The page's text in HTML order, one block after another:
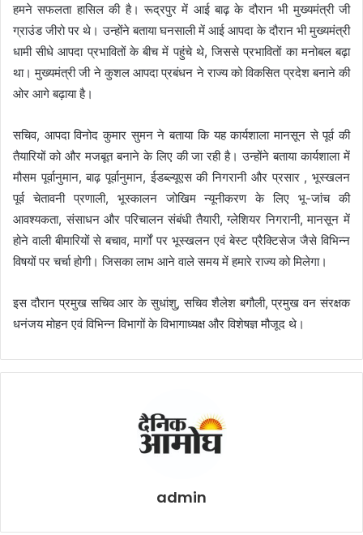
हमने सफलता हासिल की है। रूद्रपुर में आई बाढ़ के दौरान भी मुख्यमंत्री जी
ग्राउंड जीरो पर थे। उन्होंने बताया घनसाली में आई आपदा के दौरान भी मुख्यमंत्री
धामी सीधे आपदा प्रभावितों के बीच में पहुंचे थे, जिससे प्रभावितों का मनोबल बढ़ा
था। मुख्यमंत्री जी ने कुशल आपदा प्रबंधन ने राज्य को विकसित प्रदेश बनाने की
ओर आगे बढ़ाया है।
सचिव, आपदा विनोद कुमार सुमन ने बताया कि यह कार्यशाला मानसून से पूर्व की
तैयारियों को और मजबूत बनाने के लिए की जा रही है। उन्होंने बताया कार्यशाला में
मौसम पूर्वानुमान, बाढ़ पूर्वानुमान, ईडब्ल्यूएस की निगरानी और प्रसार , भूस्खलन
पूर्व चेतावनी प्रणाली, भूस्कालन जोखिम न्यूनीकरण के लिए भू-जांच की
आवश्यकता, संसाधन और परिचालन संबंधी तैयारी, ग्लेशियर निगरानी, मानसून में
होने वाली बीमारियों से बचाव, मार्गों पर भूस्खलन एवं बेस्ट प्रैक्टिसेज जैसे विभिन्न
विषयों पर चर्चा होगी। जिसका लाभ आने वाले समय में हमारे राज्य को मिलेगा।
इस दौरान प्रमुख सचिव आर के सुधांशु, सचिव शैलेश बगौली, प्रमुख वन संरक्षक
धनंजय मोहन एवं विभिन्न विभागों के विभागाध्यक्ष और विशेषज्ञ मौजूद थे।
admin